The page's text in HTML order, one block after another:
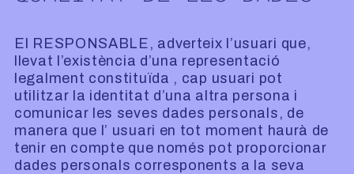
El RESPONSABLE, adverteix l’usuari que,
llevat l’existència d’una representació
legalment constituïda , cap usuari pot
utilitzar la identitat d’una altra persona i
comunicar les seves dades personals, de
manera que l’ usuari en tot moment haurà de
tenir en compte que només pot proporcionar
dades personals corresponents a la seva